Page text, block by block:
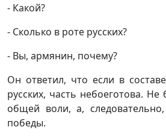
- Какой?
- Сколько в роте русских?
- Вы, армянин, почему?
Он ответил, что если в
русских, часть небоеготова.
общей воли, а,
победы.